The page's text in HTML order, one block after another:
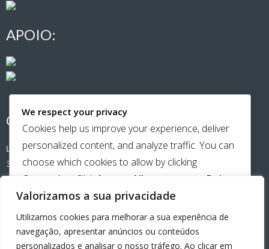
Valorizamos a sua privacidade
Utilizamos cookies para melhorar a sua experiência de
navegação, apresentar anúncios ou conteúdos
personalizados e analisar o nosso tráfego. Ao clicar em
APOIO:
CONTACTOS:
Largo de Santa Cristina (Casa Amarela)
3500-181 Viseu
Telemóvel:
email:beiraamiga@gmail.com
We respect your privacy
Cookies help us improve your experience, deliver
personalized content, and analyze traffic. You can
choose which cookies to allow by clicking
Customize
. Click Accept All
Reject
Allto decline non-essential cookies.
CUSTOMIZE
REJECT ALL